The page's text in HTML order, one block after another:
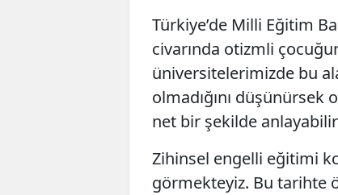
Türkiye’de Milli Eğitim
civarında otizmli
üniversitelerimizde bu
olmadığını
net bir şekilde
Zihinsel engelli eğitimi
görmekteyiz. Bu tarihte